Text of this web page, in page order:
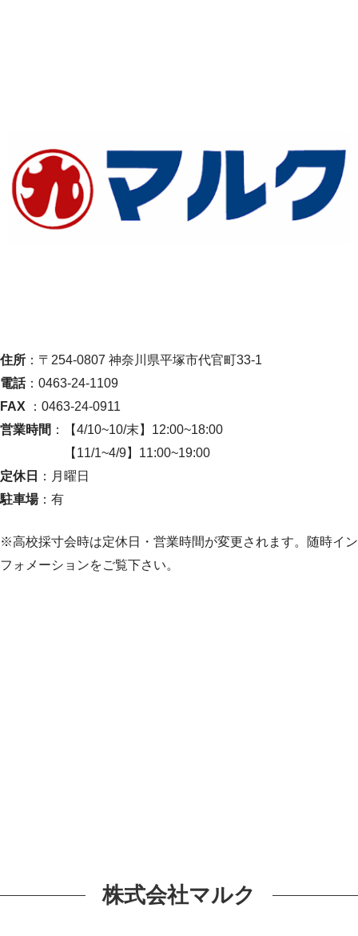
住所 ：〒254-0807 神奈川県平塚市代官町33-1
電話：0463-24-1109
FAX ：0463-24-0911
営業時間 ：【4/10~10/末】12:00~18:00
【11/1~4/9】11:00~19:00
定休日
：月曜日
駐車場：有
※高校採寸会時は定休日・営業時間が変更されます。随時イン
フォメーションをご覧下さい。
株式会社マルク